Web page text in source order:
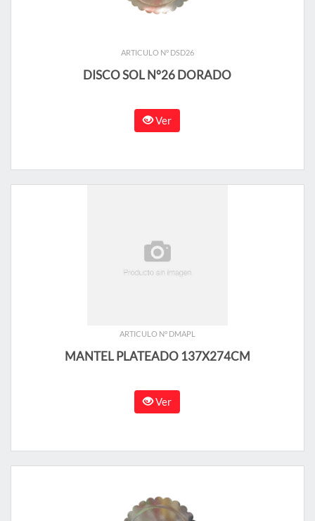
ARTICULO N° DSD26
DISCO SOL N°26 DORADO
Ver
ARTICULO N° DMAPL
MANTEL PLATEADO 137X274CM
Ver